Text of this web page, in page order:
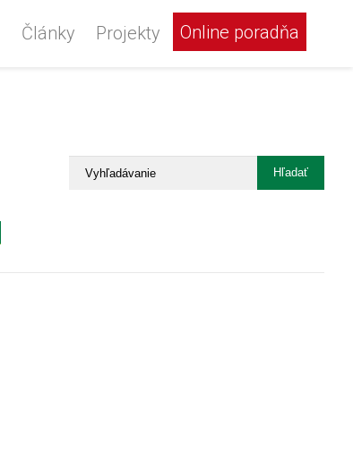
Články Projekty Online poradňa